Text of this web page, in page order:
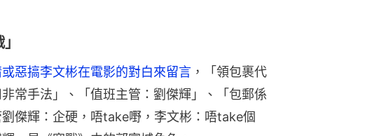
惡搞李文彬在電影的對白來留言 ，「領包裹代
常手法」、「值班主管：劉傑輝」、「包郵係
傑輝：企硬，唔take嘢，李文彬：唔take個